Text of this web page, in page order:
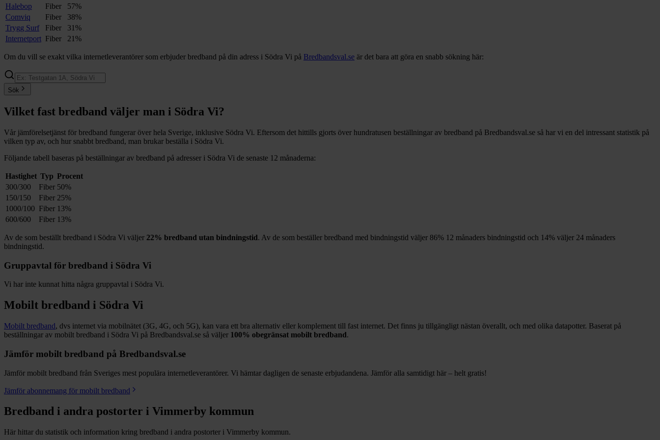
Halebop
Fiber
57%
Comviq
Fiber
38%
Trygg Surf
Fiber
31%
Internetport Fiber 21%
Om du vill se exakt vilka internetleverantörer som erbjuder bredband på din adress i Södra Vi på Bredbandsval.se är det bara att göra en snabb sökning här:
Sök
Vilket fast bredband väljer man i Södra Vi?
Vår jämförelsetjänst för bredband fungerar över hela Sverige, inklusive Södra Vi. Eftersom det hittills gjorts över hundratusen beställningar av bredband på Bredbandsval.se så har vi en del intressant statistik på
vilken typ av, och hur snabbt bredband, man brukar beställa i Södra Vi.
Följande tabell baseras på beställningar av bredband på adresser i Södra Vi de senaste 12 månaderna:
Hastighet Typ Procent
300/300
Fiber 50%
150/150
Fiber 25%
1000/100 Fiber 13%
600/600
Fiber 13%
Av de som beställt bredband i Södra Vi väljer 22% bredband utan bindningstid. Av de som beställer bredband med bindningstid väljer 86% 12 månaders bindningstid och 14% väljer 24 månaders
bindningstid.
Gruppavtal för bredband i Södra Vi
Vi har inte kunnat hitta några gruppavtal i Södra Vi.
Mobilt bredband i Södra Vi
Mobilt bredband, dvs internet via mobilnätet (3G, 4G, och 5G), kan vara ett bra alternativ eller komplement till fast internet. Det finns ju tillgängligt nästan överallt, och med olika datapotter. Baserat på
beställningar av mobilt bredband i Södra Vi på Bredbandsval.se så väljer 100% obegränsat mobilt bredband.
Jämför mobilt bredband på Bredbandsval.se
Jämför mobilt bredband från Sveriges mest populära internetleverantörer. Vi hämtar dagligen de senaste erbjudandena. Jämför alla samtidigt här – helt gratis!
Jämför abonnemang för mobilt bredband
Bredband i andra postorter i Vimmerby kommun
Här hittar du statistik och information kring bredband i andra postorter i Vimmerby kommun.